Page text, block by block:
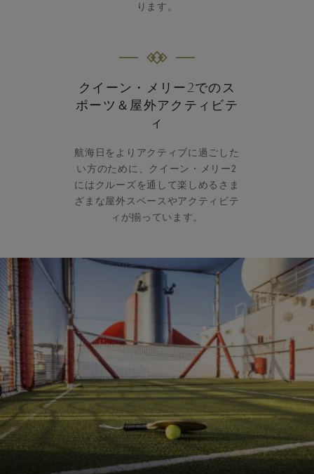
ります。
クイーン・メリー2でのス
ポーツ＆屋外アクティビテ
ィ
航海日をよりアクティブに過ごした
い方のために、クイーン・メリー2
にはクルーズを通して楽しめるさま
ざまな屋外スペースやアクティビテ
ィが揃っています。